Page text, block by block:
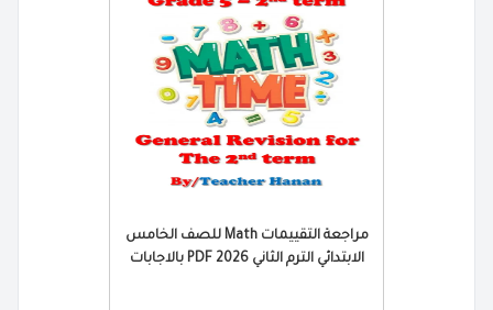
مراجعة التقييمات Math للصف الخامس
الابتدائي الترم الثاني 2026 PDF بالاجابات